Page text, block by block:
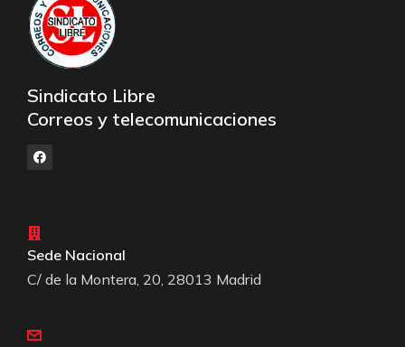
Sindicato Libre
Correos y telecomunicaciones
Sede Nacional
C/ de la Montera, 20, 28013 Madrid